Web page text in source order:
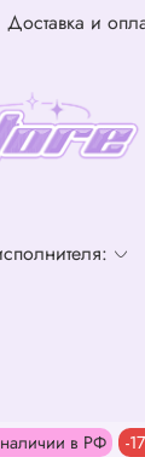
Доставка и
в РФ -